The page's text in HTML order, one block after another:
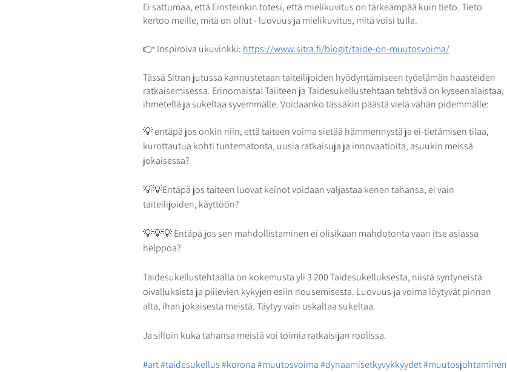
Ei sattumaa, että Einsteinkin totesi, että mielikuvitus on tärkeämpää kuin tieto. Tieto
kertoo meille, mitä on ollut - luovuus ja mielikuvitus, mitä voisi tulla.
👉 Inspiroiva ukuvinkki: https://www.sitra.fi/blogit/taide-on-muutosvoima/
Tässä Sitran jutussa kannustetaan taiteilijoiden hyödyntämiseen työelämän haasteiden
ratkaisemisessa. Erinomaista! Taiiteen ja Taidesukellustehtaan tehtävä on kyseenalaistaa,
ihmetellä ja sukeltaa syvemmälle. Voidaanko tässäkin päästä vielä vähän pidemmälle:
💡 entäpä jos onkin niin, että taiteen voima sietää hämmennystä ja ei-tietämisen tilaa,
kurottautua kohti tuntematonta, uusia ratkaisuja ja innovaatioita, asuukin meissä
jokaisessa?
💡💡Entäpä jos taiteen luovat keinot voidaan valjastaa kenen tahansa, ei vain
taiteilijoiden, käyttöön?
💡💡💡 Entäpä jos sen mahdollistaminen ei olisikaan mahdotonta vaan itse asiassa
helppoa?
Taidesukellustehtaalla on kokemusta yli 3 200 Taidesukelluksesta, niistä syntyneistä
oivalluksista ja piilevien kykyjen esiin nousemisesta. Luovuus ja voima löytyvät pinnan
alta, ihan jokaisesta meistä. Täytyy vain uskaltaa sukeltaa.
Ja silloin kuka tahansa meistä voi toimia ratkaisijan roolissa.
#art#taidesukellus#korona#muutosvoima#dynaamisetkyvykkyydet#muutosjohtaminen